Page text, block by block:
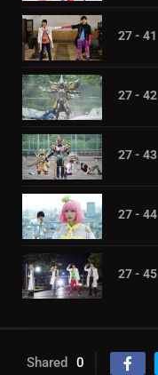
27 - 41
27 - 42
27 - 43
27 - 44
27 - 45
Shared 0